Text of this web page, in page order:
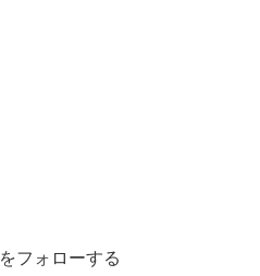
フォローする